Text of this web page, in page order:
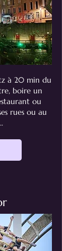
à 20 min du
boire un
ou
rues ou au